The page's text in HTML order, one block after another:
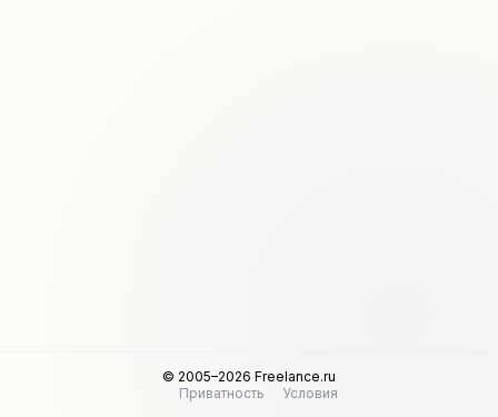
© 2005–2026 Freelance.ru
Приватность
Условия